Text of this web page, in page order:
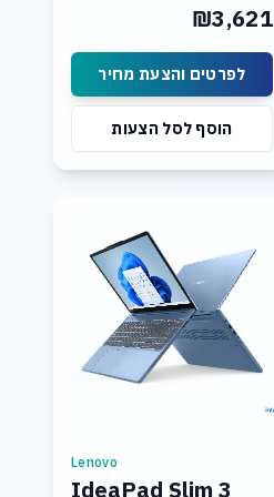
UHD Graphics Display: 15.3
₪3,621
לפרטים והצעת מחיר
הוסף לסל הצעות
Lenovo
IdeaPad Slim 3